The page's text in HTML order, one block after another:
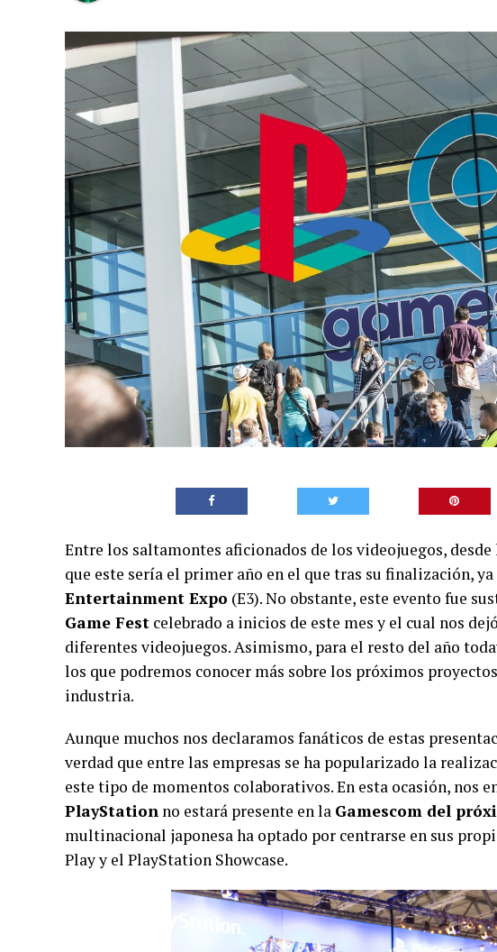
Entre los saltamontes aficionados de los videojuegos,
que este sería el primer año en el que tras su finalización,
Entertainment Expo (E3). No obstante, este evento fue
Game Fest celebrado a inicios de este mes y el cual nos
diferentes videojuegos. Asimismo, para el resto del año
los que podremos conocer más sobre los próximos
industria.
Aunque muchos nos declaramos fanáticos de estas
verdad que entre las empresas se ha popularizado la
este tipo de momentos colaborativos. En esta ocasión, nos
PlayStation no estará presente en la Gamescom del
multinacional japonesa ha optado por centrarse en sus
Play y el PlayStation Showcase.